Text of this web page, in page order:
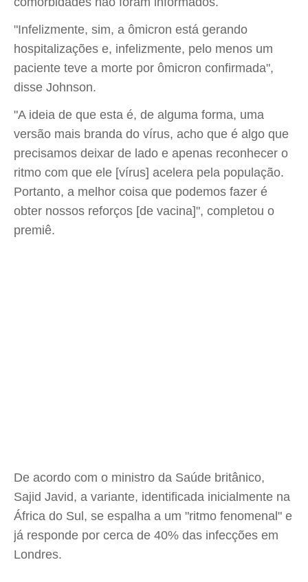
"Infelizmente, sim, a ômicron está gerando
hospitalizações e, infelizmente, pelo menos um
paciente teve a morte por ômicron confirmada",
disse Johnson.
"A ideia de que esta é, de alguma forma, uma
versão mais branda do vírus, acho que é algo que
precisamos deixar de lado e apenas reconhecer o
ritmo com que ele [vírus] acelera pela população.
Portanto, a melhor coisa que podemos fazer é
obter nossos reforços [de vacina]", completou o
premiê.
De acordo com o ministro da Saúde britânico,
Sajid Javid, a variante, identificada inicialmente na
África do Sul, se espalha a um "ritmo fenomenal" e
já responde por cerca de 40% das infecções em
Londres.